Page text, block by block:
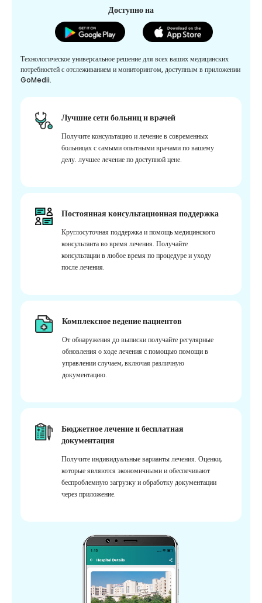
Доступно на
Технологическое универсальное решение для всех ваших медицинских
потребностей с отслеживанием и мониторингом, доступным в приложении
GoMedii.
Лучшие сети больниц и врачей
Получите консультацию и лечение в современных
больницах с самыми опытными врачами по вашему
делу. лучшее лечение по доступной цене.
Постоянная консультационная поддержка
Круглосуточная поддержка и помощь медицинского
консультанта во время лечения. Получайте
консультации в любое время по процедуре и уходу
после лечения.
Комплексное ведение пациентов
От обнаружения до выписки получайте регулярные
обновления о ходе лечения с помощью помощи в
управлении случаем, включая различную
документацию.
Бюджетное лечение и бесплатная
документация
Получите индивидуальные варианты лечения. Оценки,
которые являются экономичными и обеспечивают
беспроблемную загрузку и обработку документации
через приложение.